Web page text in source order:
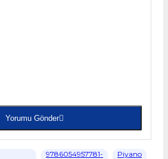
Yorumu Gönder
9786054957781-
Piyano